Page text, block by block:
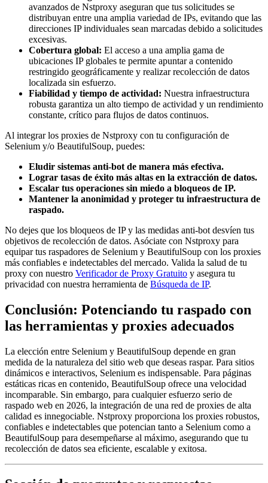
avanzados de Nstproxy aseguran que tus solicitudes se
distribuyan entre una amplia variedad de IPs, evitando que las
direcciones IP individuales sean marcadas debido a solicitudes
excesivas.
Cobertura global: El acceso a una amplia gama de
ubicaciones IP globales te permite apuntar a contenido
restringido geográficamente y realizar recolección de datos
localizada sin esfuerzo.
Fiabilidad y tiempo de actividad: Nuestra infraestructura
robusta garantiza un alto tiempo de actividad y un rendimiento
constante, crítico para flujos de datos continuos.
Al integrar los proxies de Nstproxy con tu configuración de
Selenium y/o BeautifulSoup, puedes:
Eludir sistemas anti-bot de manera más efectiva.
Lograr tasas de éxito más altas en la extracción de datos.
Escalar tus operaciones sin miedo a bloqueos de IP.
Mantener la anonimidad y proteger tu infraestructura de
raspado.
No dejes que los bloqueos de IP y las medidas anti-bot desvíen tus
objetivos de recolección de datos. Asóciate con Nstproxy para
equipar tus raspadores de Selenium y BeautifulSoup con los proxies
más confiables e indetectables del mercado. Valida la salud de tu
proxy con nuestro Verificador de Proxy Gratuito y asegura tu
privacidad con nuestra herramienta de Búsqueda de IP.
Conclusión: Potenciando tu raspado con
las herramientas y proxies adecuados
La elección entre Selenium y BeautifulSoup depende en gran
medida de la naturaleza del sitio web que deseas raspar. Para sitios
dinámicos e interactivos, Selenium es indispensable. Para páginas
estáticas ricas en contenido, BeautifulSoup ofrece una velocidad
incomparable. Sin embargo, para cualquier esfuerzo serio de
raspado web en 2026, la integración de una red de proxies de alta
calidad es innegociable. Nstproxy proporciona los proxies robustos,
confiables e indetectables que potencian tanto a Selenium como a
BeautifulSoup para desempeñarse al máximo, asegurando que tu
recolección de datos sea eficiente, escalable y exitosa.